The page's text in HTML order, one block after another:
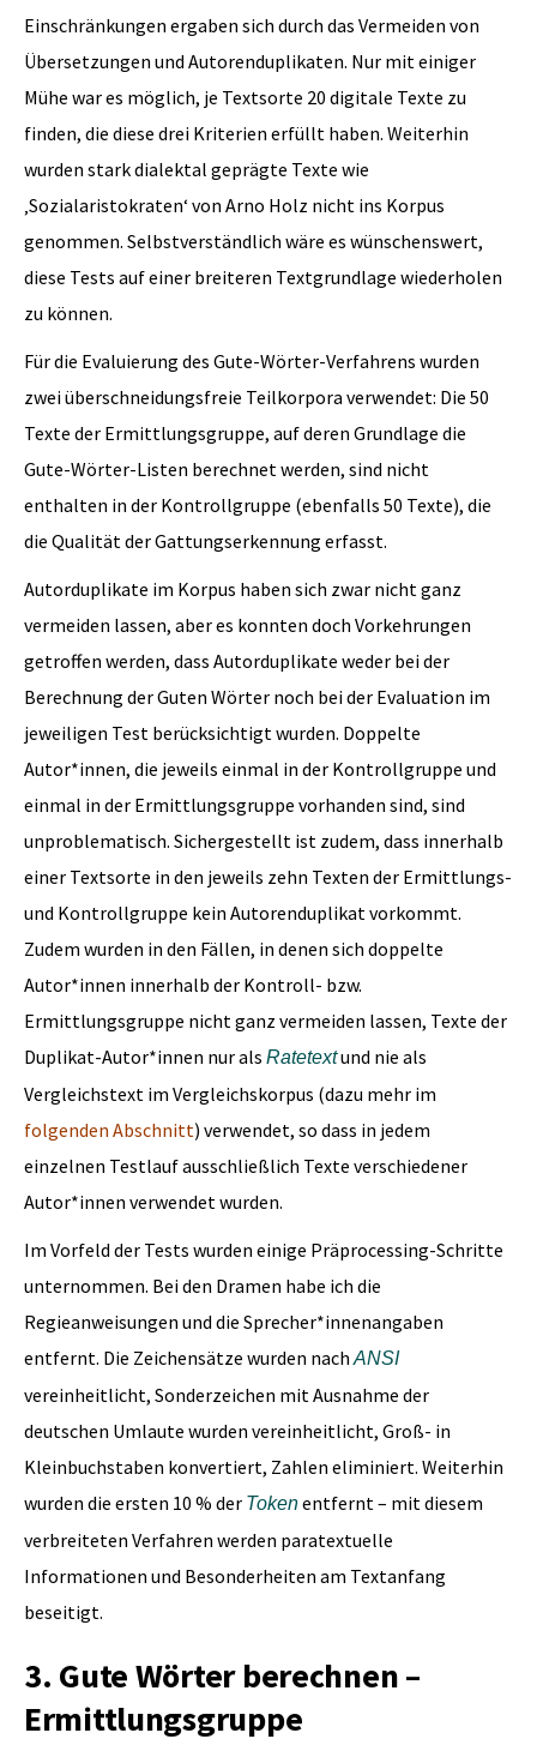
Einschränkungen ergaben sich durch das Vermeiden von
Übersetzungen und Autorenduplikaten. Nur mit einiger
Mühe war es möglich, je Textsorte 20 digitale Texte zu
finden, die diese drei Kriterien erfüllt haben. Weiterhin
wurden stark dialektal geprägte Texte wie
‚Sozialaristokraten‘ von Arno Holz nicht ins Korpus
genommen. Selbstverständlich wäre es wünschenswert,
diese Tests auf einer breiteren Textgrundlage wiederholen
zu können.
Für die Evaluierung des Gute-Wörter-Verfahrens wurden
zwei überschneidungsfreie Teilkorpora verwendet: Die 50
Texte der Ermittlungsgruppe, auf deren Grundlage die
Gute-Wörter-Listen berechnet werden, sind nicht
enthalten in der Kontrollgruppe (ebenfalls 50 Texte), die
die Qualität der Gattungserkennung erfasst.
Autorduplikate im Korpus haben sich zwar nicht ganz
vermeiden lassen, aber es konnten doch Vorkehrungen
getroffen werden, dass Autorduplikate weder bei der
Berechnung der Guten Wörter noch bei der Evaluation im
jeweiligen Test berücksichtigt wurden. Doppelte
Autor*innen, die jeweils einmal in der Kontrollgruppe und
einmal in der Ermittlungsgruppe vorhanden sind, sind
unproblematisch. Sichergestellt ist zudem, dass innerhalb
einer Textsorte in den jeweils zehn Texten der Ermittlungs-
und Kontrollgruppe kein Autorenduplikat vorkommt.
Zudem wurden in den Fällen, in denen sich doppelte
Autor*innen innerhalb der Kontroll- bzw.
Ermittlungsgruppe nicht ganz vermeiden lassen, Texte der
Duplikat-Autor*innen nur als Ratetextund nie als
Vergleichstext im Vergleichskorpus (dazu mehr im
folgenden Abschnitt) verwendet, so dass in jedem
einzelnen Testlauf ausschließlich Texte verschiedener
Autor*innen verwendet wurden.
Im Vorfeld der Tests wurden einige Präprocessing-Schritte
unternommen. Bei den Dramen habe ich die
Regieanweisungen und die Sprecher*innenangaben
entfernt. Die Zeichensätze wurden nachANSI
vereinheitlicht, Sonderzeichen mit Ausnahme der
deutschen Umlaute wurden vereinheitlicht, Groß- in
Kleinbuchstaben konvertiert, Zahlen eliminiert. Weiterhin
wurden die ersten 10 % der Tokenentfernt – mit diesem
verbreiteten Verfahren werden paratextuelle
Informationen und Besonderheiten am Textanfang
beseitigt.
3. Gute Wörter berechnen –
Ermittlungsgruppe